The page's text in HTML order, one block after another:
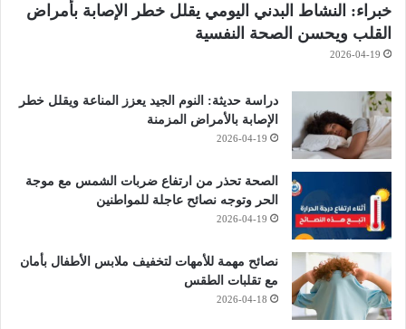
خبراء: النشاط البدني اليومي يقلل خطر الإصابة بأمراض
القلب ويحسن الصحة النفسية
2026-04-19
دراسة حديثة: النوم الجيد يعزز المناعة ويقلل خطر
الإصابة بالأمراض المزمنة
2026-04-19
الصحة تحذر من ارتفاع ضربات الشمس مع موجة
الحر وتوجه نصائح عاجلة للمواطنين
2026-04-19
نصائح مهمة للأمهات لتخفيف ملابس الأطفال بأمان
مع تقلبات الطقس
2026-04-18